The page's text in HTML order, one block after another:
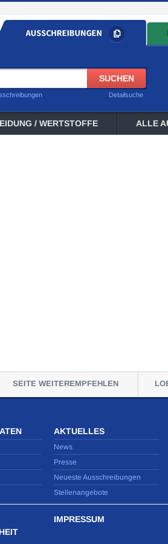
Detailsuche
/ WERTSTOFFE ALLE
SEITE WEITEREMPFEHLEN
AKTUELLES
News
Presse
Neueste Ausschreibungen
Stellenangebote
IMPRESSUM